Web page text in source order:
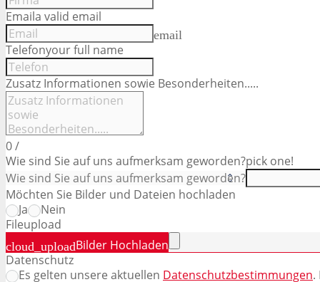
Emaila valid email
email
Telefonyour full name
Zusatz Informationen sowie Besonderheiten.....
0/
Wie sind Sie auf uns aufmerksam geworden?pick one!
Möchten Sie Bilder und Dateien hochladen
Ja
Nein
Fileupload
cloud_uploadBilder Hochladen
Datenschutz
Es gelten unsere aktuellen Datenschutzbestimmungen.